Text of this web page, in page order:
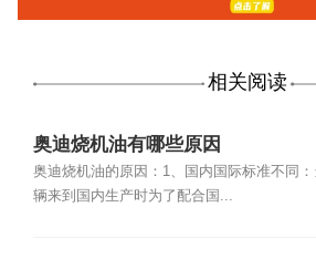
相关阅读
奥迪烧机油有哪些原因
奥迪烧机油的原因：1、国内国际标准不同
辆来到国内生产时为了配合国...